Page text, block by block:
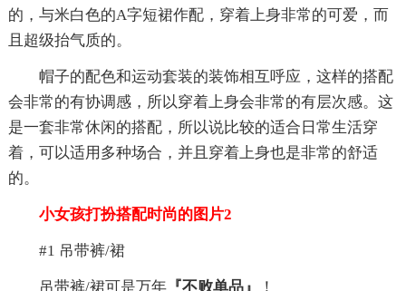
的，与米白色的A字短裙作配，穿着上身非常的可爱，而
且超级抬气质的。
帽子的配色和运动套装的装饰相互呼应，这样的搭配
会非常的有协调感，所以穿着上身会非常的有层次感。这
是一套非常休闲的搭配，所以说比较的适合日常生活穿
着，可以适用多种场合，并且穿着上身也是非常的舒适
的。
小女孩打扮搭配时尚的图片2
#1 吊带裤/裙
吊带裤/裙可是万年『不败单品』 ！